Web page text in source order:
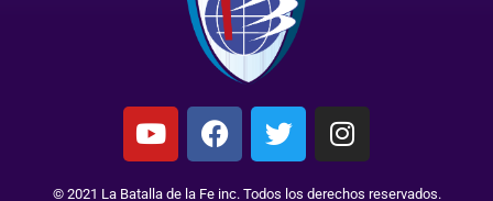
© 2021 La Batalla de la Fe inc. Todos los derechos reservados.